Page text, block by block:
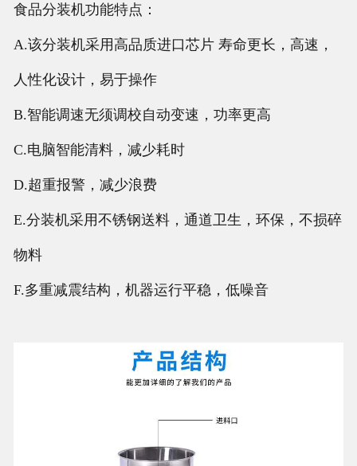
食品分装机功能特点：
A.该分装机采用高品质进口芯片 寿命更长，高速，
人性化设计，易于操作
B.智能调速无须调校自动变速，功率更高
C.电脑智能清料，减少耗时
D.超重报警，减少浪费
E.分装机采用不锈钢送料，通道卫生，环保，不损碎
物料
F.多重减震结构，机器运行平稳，低噪音